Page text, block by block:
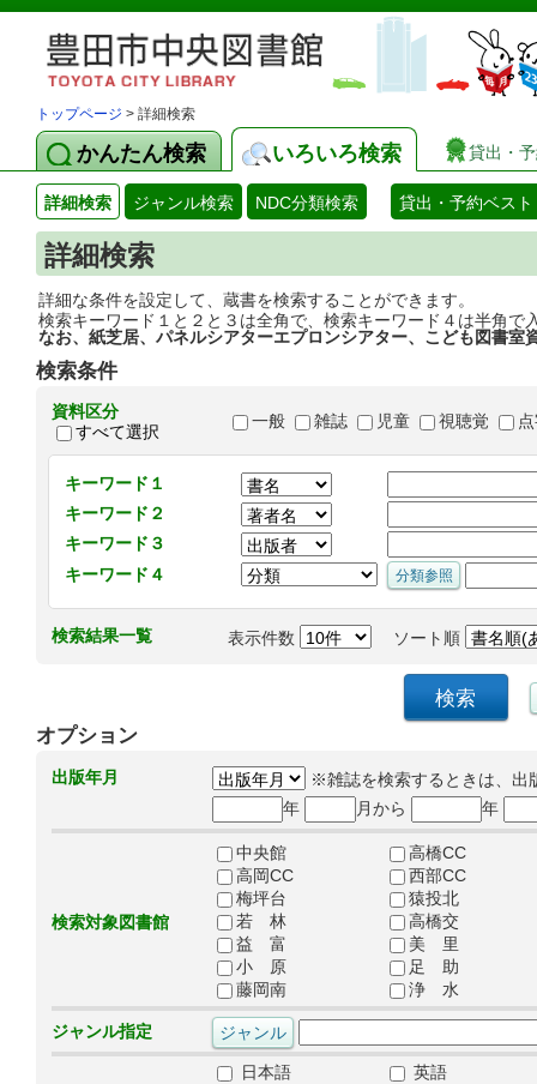
トップページ > 詳細検索
かんたん検索 いろいろ検索 貸出・
詳細検索 ジャンル検索 NDC分類検索 貸出・予約ベスト
詳細検索
詳細な条件を設定して、蔵書を検索することができます。
検索キーワード１と２と３は全角で、検索キーワード４は半角で
なお、紙芝居、パネルシアターエプロンシアター、こども図書室
検索条件
資料区分
すべて選択
一般 雑誌 児童 視聴覚
キーワード１
キーワード２
キーワード３
キーワード４
検索結果一覧 表示件数 ソート順
オプション
出版年月
※雑誌を検索するときは、出
年
月から 年
検索対象図書館
中央館
高橋CC
高岡CC
西部CC
梅坪台
猿投北
若 林
高橋交
益 富
美 里
小 原
足 助
藤岡南
浄 水
ジャンル指定
日本語
英語